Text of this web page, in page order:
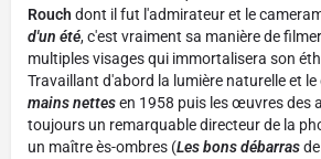
Rouch dont il fut l'admirateur et le
d'un été, c'est vraiment sa manière de
multiples visages qui immortalisera son
Travaillant d'abord la lumière naturelle et
mains nettesen 1958 puis les œuvres des
toujours un remarquable directeur de la
un maître ès-ombres (Les bons débarrasde